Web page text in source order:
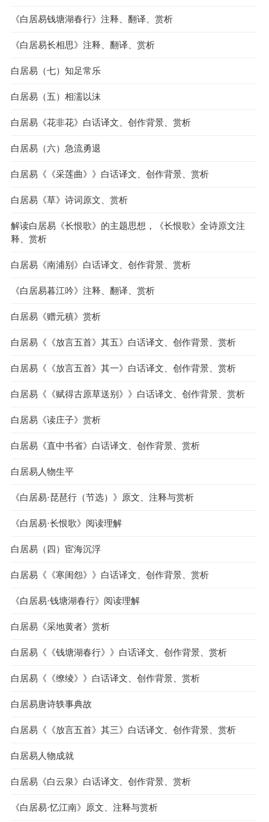
《白居易钱塘湖春行》注释、翻译、赏析
《白居易长相思》注释、翻译、赏析
白居易（七）知足常乐
白居易（五）相濡以沫
白居易《花非花》白话译文、创作背景、赏析
白居易（六）急流勇退
白居易《《采莲曲》》白话译文、创作背景、赏析
白居易《草》诗词原文、赏析
解读白居易《长恨歌》的主题思想，《长恨歌》全诗原文注
释、赏析
白居易《南浦别》白话译文、创作背景、赏析
《白居易暮江吟》注释、翻译、赏析
白居易《赠元稹》赏析
白居易《《放言五首》其五》白话译文、创作背景、赏析
白居易《《放言五首》其一》白话译文、创作背景、赏析
白居易《《赋得古原草送别》》白话译文、创作背景、赏析
白居易《读庄子》赏析
白居易《直中书省》白话译文、创作背景、赏析
白居易人物生平
《白居易·琵琶行（节选）》原文、注释与赏析
《白居易·长恨歌》阅读理解
白居易（四）宦海沉浮
白居易《《寒闺怨》》白话译文、创作背景、赏析
《白居易·钱塘湖春行》阅读理解
白居易《采地黄者》赏析
白居易《《钱塘湖春行》》白话译文、创作背景、赏析
白居易《《缭绫》》白话译文、创作背景、赏析
白居易唐诗轶事典故
白居易《《放言五首》其三》白话译文、创作背景、赏析
白居易人物成就
白居易《白云泉》白话译文、创作背景、赏析
《白居易·忆江南》原文、注释与赏析